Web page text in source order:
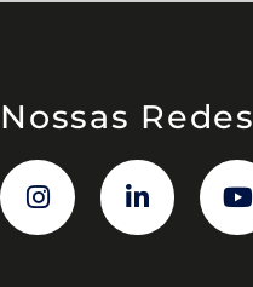
Nossas Redes